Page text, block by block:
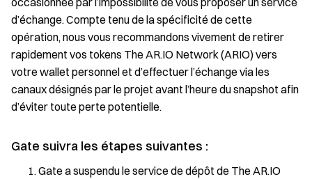
d’échange. Compte tenu de la spécificité de cette
opération, nous vous recommandons vivement de retirer
rapidement vos tokens The AR.IO Network (ARIO) vers
votre wallet personnel et d’effectuer l’échange via les
canaux désignés par le projet avant l’heure du snapshot afin
d’éviter toute perte potentielle.
Gate suivra les étapes suivantes :
Gate a suspendu le service de dépôt de The AR.IO